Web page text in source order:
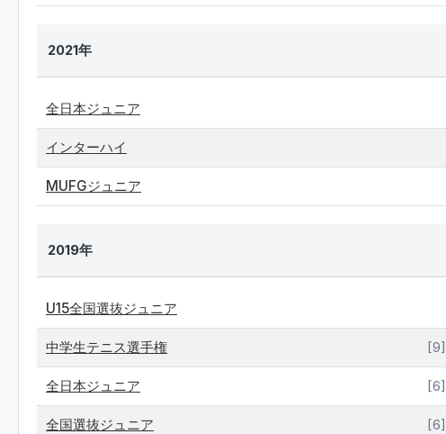
2021年
全日本ジュニア
インターハイ
MUFGジュニア
2019年
U15全国選抜ジュニア
中学生テニス選手権 [9]
全日本ジュニア [6]
全国選抜ジュニア [6]